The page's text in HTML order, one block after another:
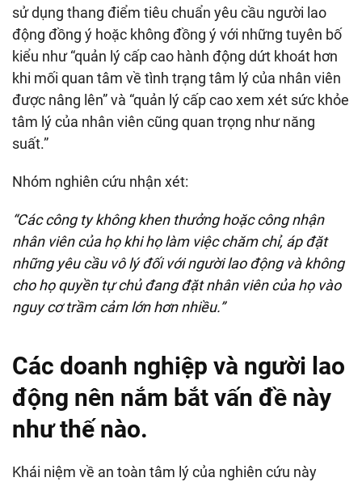
sử dụng thang điểm tiêu chuẩn yêu cầu người lao
động đồng ý hoặc không đồng ý với những tuyên bố
kiểu như “quản lý cấp cao hành động dứt khoát hơn
khi mối quan tâm về tình trạng tâm lý của nhân viên
được nâng lên” và “quản lý cấp cao xem xét sức khỏe
tâm lý của nhân viên cũng quan trọng như năng
suất.”
Nhóm nghiên cứu nhận xét:
“Các công ty không khen thưởng hoặc công nhận
nhân viên của họ khi họ làm việc chăm chỉ, áp đặt
những yêu cầu vô lý đối với người lao động và không
cho họ quyền tự chủ đang đặt nhân viên của họ vào
nguy cơ trầm cảm lớn hơn nhiều.”
Các doanh nghiệp và người lao
động nên nắm bắt vấn đề này
như thế nào.
Khái niệm về an toàn tâm lý của nghiên cứu này